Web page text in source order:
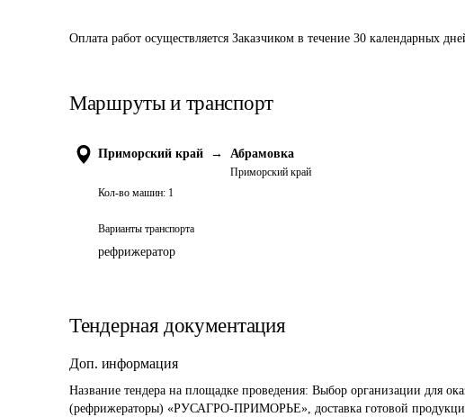
Оплата работ осуществляется Заказчиком в течение 30 календарных
Маршруты и транспорт
Приморский край → Абрамовка
Приморский край
Кол-во машин: 1
Варианты транспорта
рефрижератор
Тендерная документация
Доп. информация
Название тендера на площадке проведения: Выбор организации для
(рефрижераторы) «РУСАГРО-ПРИМОРЬЕ», доставка готовой